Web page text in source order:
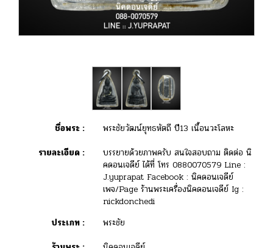
ชื่อพระ :
พระชัยวัฒน์ยุทธหัตถี ปี13 เนื้อนวะโลหะ
รายละเอียด :
บรรยายด้วยภาพครับ สนใจสอบถาม ติดต่อ นิ
คดอนเจดีย์ ได้ที่ โทร 0880070579 Line :
J.yuprapat Facebook : นิคดอนเจดีย์
เพจ/Page ร้านพระเครื่องนิคดอนเจดีย์ Ig :
nickdonchedi
ประเภท :
พระชัย